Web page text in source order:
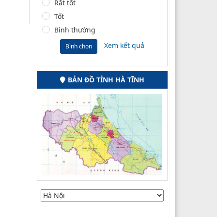
Rất tốt
Tốt
Bình thường
Bình chọn Xem kết quả
BẢN ĐỒ TỈNH HÀ TĨNH